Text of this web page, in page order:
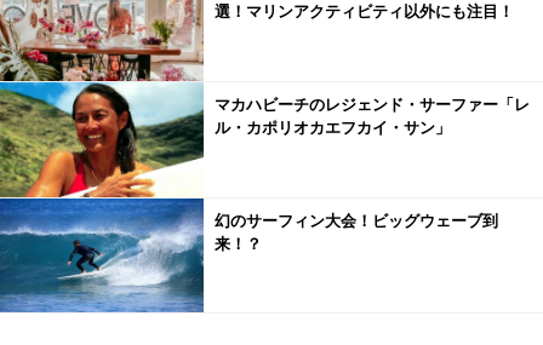
選！マリンアクティビティ以外にも注目！
マカハビーチのレジェンド・サーファー「レ
ル・カポリオカエフカイ・サン」
幻のサーフィン大会！ビッグウェーブ到
来！？